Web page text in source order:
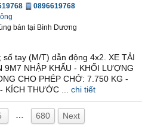
0896619768
bán tại Bình Dương
tay (M/T) dẫn động 4x2. XE TẢI
9M7 NHẬP KHẨU - KHỐI LƯỢNG
CHO PHÉP CHỞ: 7.750 KG -
KÍCH THƯỚC ...
chi tiết
… 680 Next